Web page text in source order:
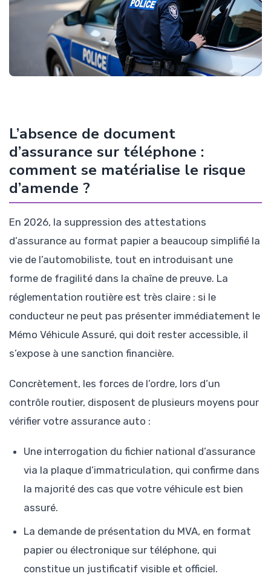
L’absence de document
d’assurance sur téléphone :
comment se matérialise le risque
d’amende ?
En 2026, la suppression des attestations
d’assurance au format papier a beaucoup simplifié la
vie de l’automobiliste, tout en introduisant une
forme de fragilité dans la chaîne de preuve. La
réglementation routière est très claire : si le
conducteur ne peut pas présenter immédiatement le
Mémo Véhicule Assuré, qui doit rester accessible, il
s’expose à une sanction financière.
Concrètement, les forces de l’ordre, lors d’un
contrôle routier, disposent de plusieurs moyens pour
vérifier votre assurance auto :
Une interrogation du fichier national d’assurance
via la plaque d’immatriculation, qui confirme dans
la majorité des cas que votre véhicule est bien
assuré.
La demande de présentation du MVA, en format
papier ou électronique sur téléphone, qui
constitue un justificatif visible et officiel.